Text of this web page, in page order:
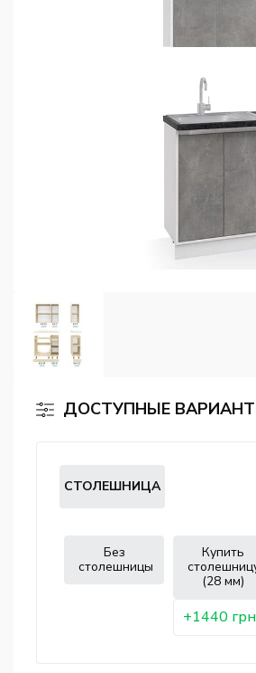
ДОСТУПНЫЕ
СТОЛЕШНИЦА
Без
столешницы
Купить
(28 мм)
+1440 грн